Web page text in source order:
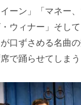
イーン」「マネー
ウィナー」そして
口ずさめる名曲
で踊らせてしまう